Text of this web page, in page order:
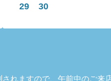
29
30
れますので、午前中のご来